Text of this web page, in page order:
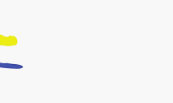
常練習 - 7月23日
常練習 - 7月16日